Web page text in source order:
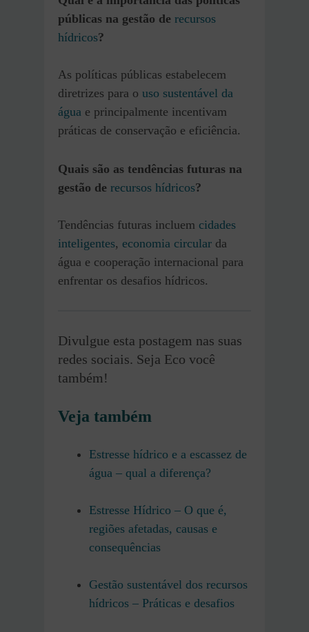
públicas na gestão de recursos
hídricos?
As políticas públicas estabelecem
diretrizes para o uso sustentável da
água e principalmente incentivam
práticas de conservação e eficiência.
Quais são as tendências futuras na
gestão de recursos hídricos?
Tendências futuras incluem cidades
inteligentes, economia circular da
água e cooperação internacional para
enfrentar os desafios hídricos.
Divulgue esta postagem nas suas
redes sociais. Seja Eco você
também!
Veja também
Estresse hídrico e a escassez de
água – qual a diferença?
Estresse Hídrico – O que é,
regiões afetadas, causas e
consequências
Gestão sustentável dos recursos
hídricos – Práticas e desafios